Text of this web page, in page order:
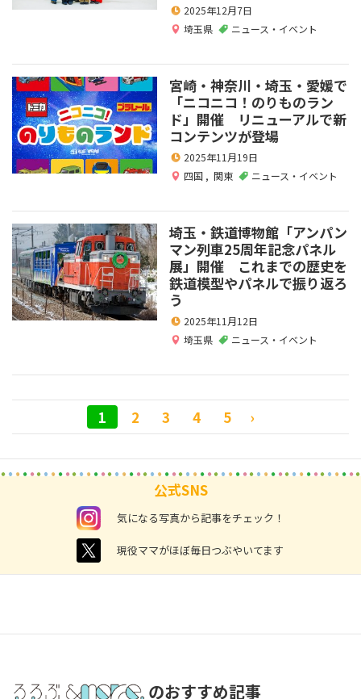
2025年12月7日
埼玉県
ニュース・イベント
宮崎・神奈川・埼玉・愛媛で
「ニコニコ！のりものラン
ド」開催 リニューアルで新
コンテンツが登場
2025年11月19日
四国 , 関東 ニュース・イベント
埼玉・鉄道博物館「アンパン
マン列車25周年記念パネル
展」開催 これまでの歴史を
鉄道模型やパネルで振り返ろ
う
2025年11月12日
埼玉県
ニュース・イベント
1 2 3 4 5 ›
公式SNS
instagram 気になる写真から記事をチェック！
twitter 現役ママがほぼ毎日つぶやいてます
のおすすめ記事